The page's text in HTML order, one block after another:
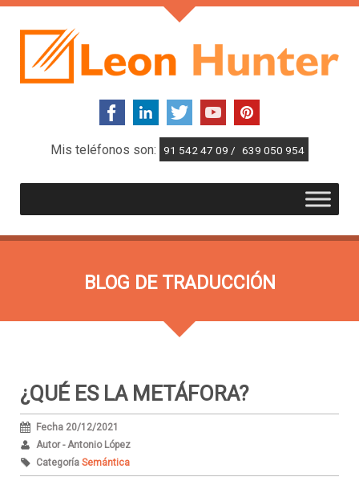
Mis teléfonos son: 91 542 47 09 / 639 050 954
BLOG DE TRADUCCIÓN
¿QUÉ ES LA METÁFORA?
Fecha 20/12/2021
Autor - Antonio López
Categoría Semántica